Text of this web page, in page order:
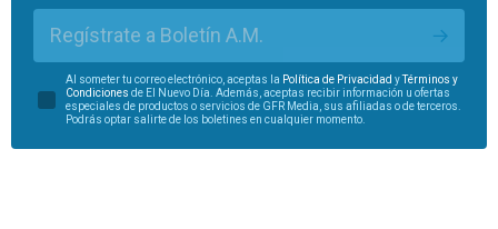
Regístrate a Boletín A.M.
Al someter tu correo electrónico, aceptas la Política de Privacidad yTérminos y
Condiciones de El Nuevo Día. Además, aceptas recibir información u ofertas
especiales de productos o servicios de GFR Media, sus afiliadas o de terceros.
Podrás optar salirte de los boletines en cualquier momento.